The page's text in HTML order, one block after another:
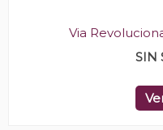
Via
SIN